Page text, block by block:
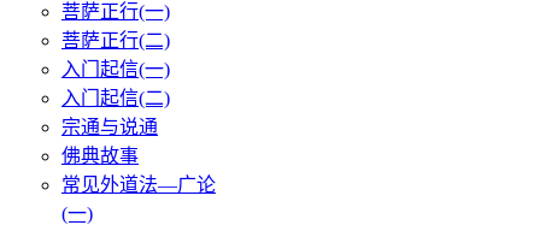
菩萨正行(一)
菩萨正行(二)
入门起信(一)
入门起信(二)
宗通与说通
佛典故事
常见外道法—广论
(一)